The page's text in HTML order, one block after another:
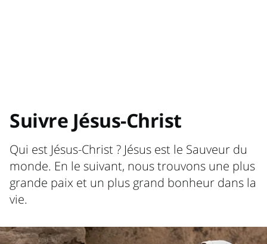
Suivre Jésus-Christ
Qui est Jésus-Christ ? Jésus est le Sauveur du
monde. En le suivant, nous trouvons une plus
grande paix et un plus grand bonheur dans la
vie.